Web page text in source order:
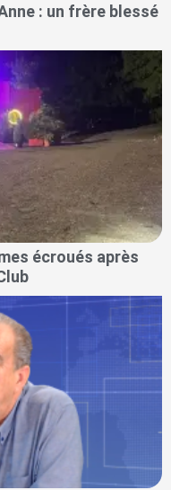
: un frère blessé
écroués après